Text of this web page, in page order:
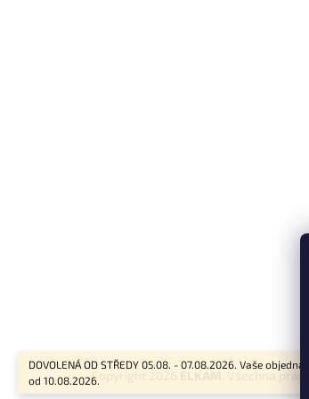
DOVOLENÁ OD STŘEDY 05.08. - 07.08.2026. Vaše
od 10.08.2026.Copyright 2026 . Všechna